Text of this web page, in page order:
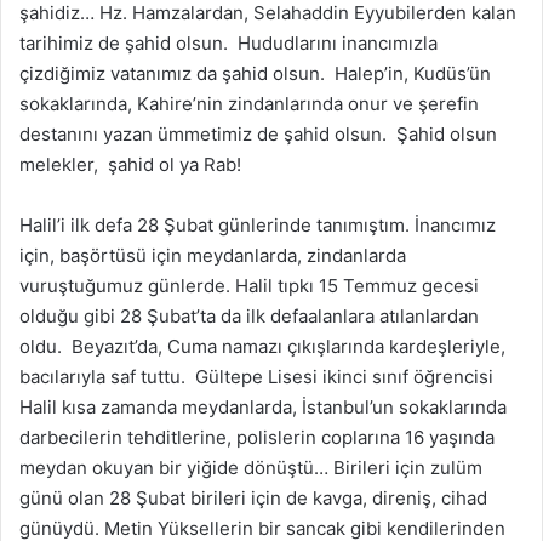
şahidiz… Hz. Hamzalardan, Selahaddin Eyyubilerden kalan
tarihimiz de şahid olsun. Hududlarını inancımızla
çizdiğimiz vatanımız da şahid olsun. Halep’in, Kudüs’ün
sokaklarında, Kahire’nin zindanlarında onur ve şerefin
destanını yazan ümmetimiz de şahid olsun. Şahid olsun
melekler, şahid ol ya Rab!
Halil’i ilk defa 28 Şubat günlerinde tanımıştım. İnancımız
için, başörtüsü için meydanlarda, zindanlarda
vuruştuğumuz günlerde. Halil tıpkı 15 Temmuz gecesi
olduğu gibi 28 Şubat’ta da ilk defaalanlara atılanlardan
oldu. Beyazıt’da, Cuma namazı çıkışlarında kardeşleriyle,
bacılarıyla saf tuttu. Gültepe Lisesi ikinci sınıf öğrencisi
Halil kısa zamanda meydanlarda, İstanbul’un sokaklarında
darbecilerin tehditlerine, polislerin coplarına 16 yaşında
meydan okuyan bir yiğide dönüştü… Birileri için zulüm
günü olan 28 Şubat birileri için de kavga, direniş, cihad
günüydü. Metin Yüksellerin bir sancak gibi kendilerinden